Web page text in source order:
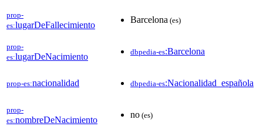
prop-
es:lugarDeFallecimiento
Barcelona (es)
prop-
es:lugarDeNacimiento dbpedia-es:Barcelona
prop-es:nacionalidad dbpedia-es:Nacionalidad_española
prop-
es:nombreDeNacimiento
no (es)